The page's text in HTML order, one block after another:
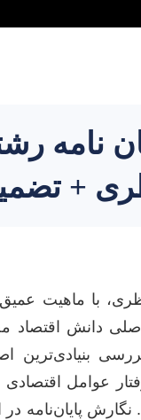
نامه
+
با ماهیت
اصلی دانش
بنیادی‌ترین
عوامل اقتصادی
نگارش پایان‌نامه در